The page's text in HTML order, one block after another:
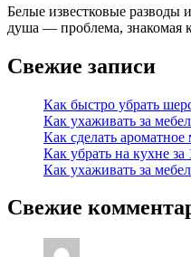
Белые известковые разводы
душа — проблема,
Свежие записи
Как быстро убрать
Как ухаживать за
Как сделать ароматное
Как убрать на кухне
Как ухаживать за
Свежие